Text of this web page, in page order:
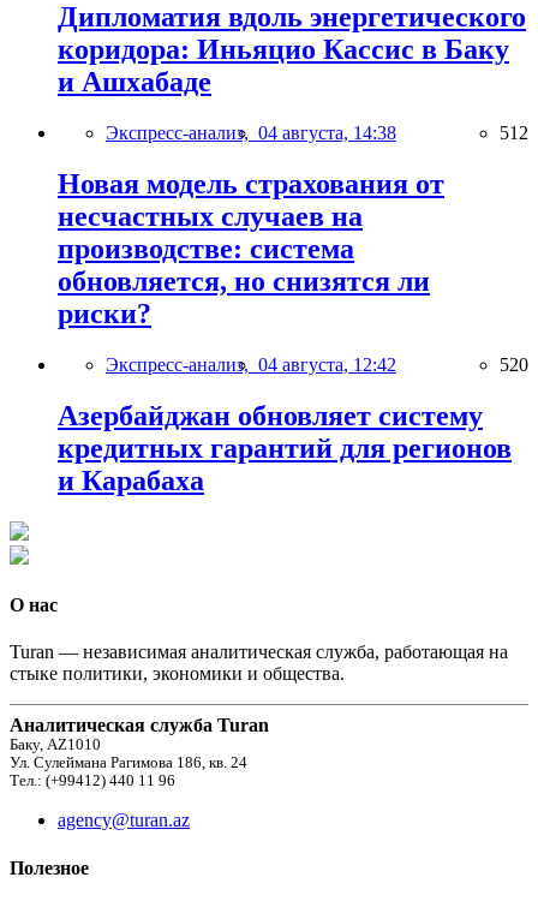
Дипломатия вдоль энергетического
коридора: Иньяцио Кассис в Баку
и Ашхабаде
Экспресс-анализ, 04 августа, 14:38 512
Новая модель страхования от
несчастных случаев на
производстве: система
обновляется, но снизятся ли
риски?
Экспресс-анализ, 04 августа, 12:42 520
Азербайджан обновляет систему
кредитных гарантий для регионов
и Карабаха
О нас
Turan — независимая аналитическая служба, работающая на
стыке политики, экономики и общества.
Аналитическая служба Turan
Баку, AZ1010
Ул. Сулеймана Рагимова 186, кв. 24
Тел.: (+99412) 440 11 96
agency@turan.az
Полезное